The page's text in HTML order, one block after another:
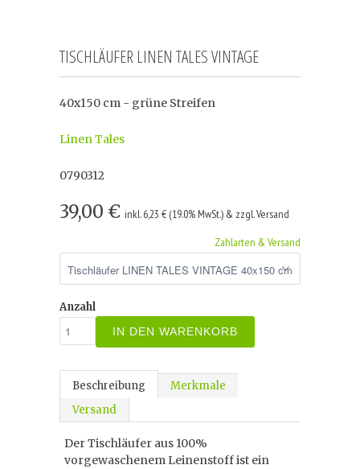
TISCHLÄUFER LINEN TALES VINTAGE
40x150 cm - grüne Streifen
Linen Tales
0790312
39,00 € inkl. 6,23 € (19.0% MwSt.) & zzgl. Versand
Zahlarten & Versand
Anzahl
IN DEN WARENKORB
Beschreibung
Merkmale
Versand
Der Tischläufer aus 100%
vorgewaschenem Leinenstoff ist ein